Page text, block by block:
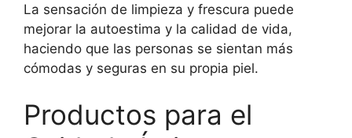
La sensación de limpieza y frescura puede
mejorar la autoestima y la calidad de vida,
haciendo que las personas se sientan más
cómodas y seguras en su propia piel.
Productos para el